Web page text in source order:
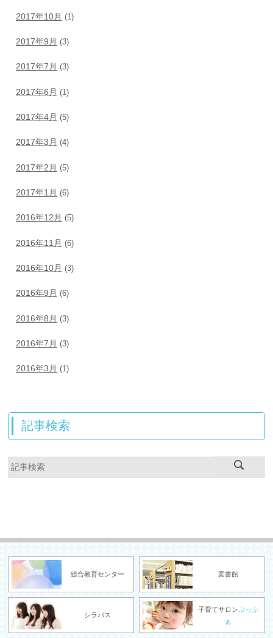
2017年10月 (1)
2017年9月 (3)
2017年7月 (3)
2017年6月 (1)
2017年4月 (5)
2017年3月 (4)
2017年2月 (5)
2017年1月 (6)
2016年12月 (5)
2016年11月 (6)
2016年10月 (3)
2016年9月 (6)
2016年8月 (3)
2016年7月 (3)
2016年3月 (1)
記事検索
総合教育センター 図書館
シラバス
子育てサロンぷっぷ
ぁ